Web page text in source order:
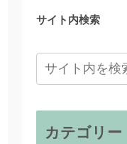
サイト内検索
カテゴリー